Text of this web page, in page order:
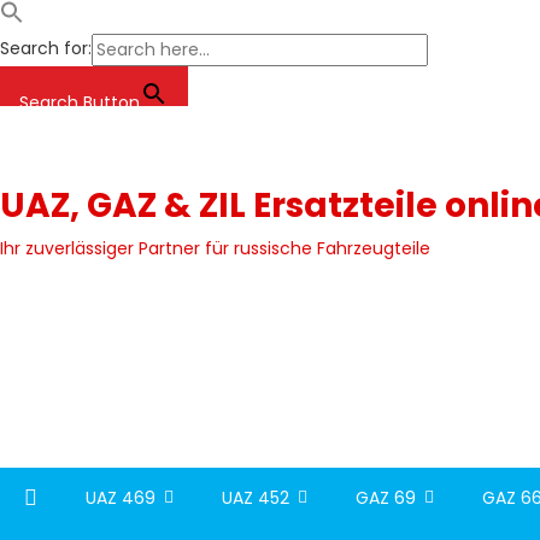
Search for:
Search Button
UAZ, GAZ & ZIL Ersatzteile
Ihr zuverlässiger Partner für russische Fahrzeugteile
UAZ 469 UAZ 452 GAZ 69 GAZ